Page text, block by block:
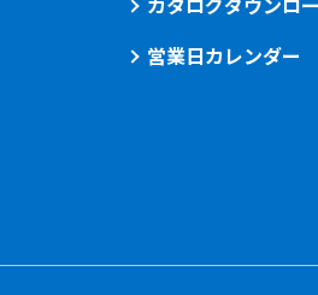
営業日カレンダー